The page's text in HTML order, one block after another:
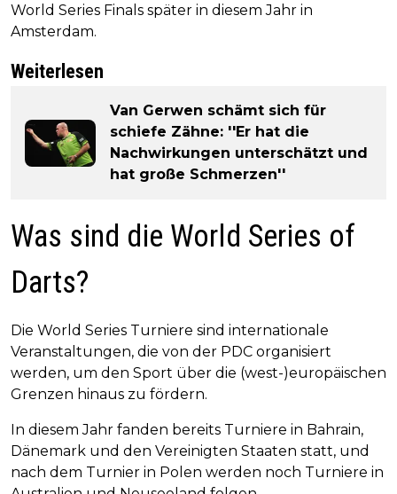
World Series Finals später in diesem Jahr in
Amsterdam.
Weiterlesen
Van Gerwen schämt sich für
schiefe Zähne: ''Er hat die
Nachwirkungen unterschätzt und
hat große Schmerzen''
Was sind die World Series of
Darts?
Die World Series Turniere sind internationale
Veranstaltungen, die von der PDC organisiert
werden, um den Sport über die (west-)europäischen
Grenzen hinaus zu fördern.
In diesem Jahr fanden bereits Turniere in Bahrain,
Dänemark und den Vereinigten Staaten statt, und
nach dem Turnier in Polen werden noch Turniere in